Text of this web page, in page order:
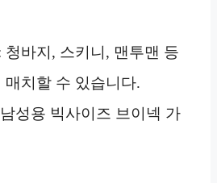
청바지, 스키니, 맨투맨 등
매치할 수 있습니다.
성용 빅사이즈 브이넥 가